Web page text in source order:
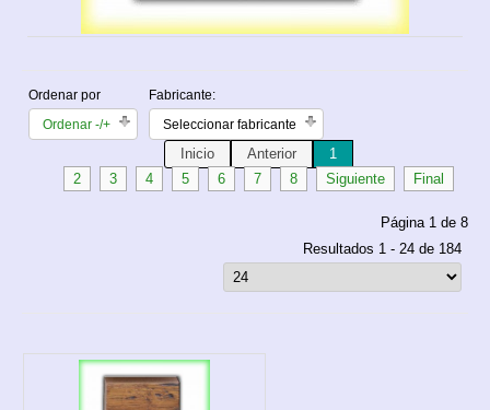
Ordenar por
Ordenar -/+
Fabricante:
Seleccionar fabricante
Inicio Anterior
1
2
3 4 5 6 7 8 Siguiente Final
Página 1 de 8
Resultados 1 - 24 de 184